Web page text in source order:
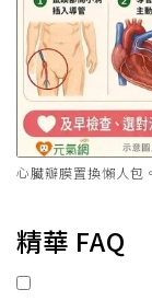
心臟瓣膜置換懶人包
精華 FAQ